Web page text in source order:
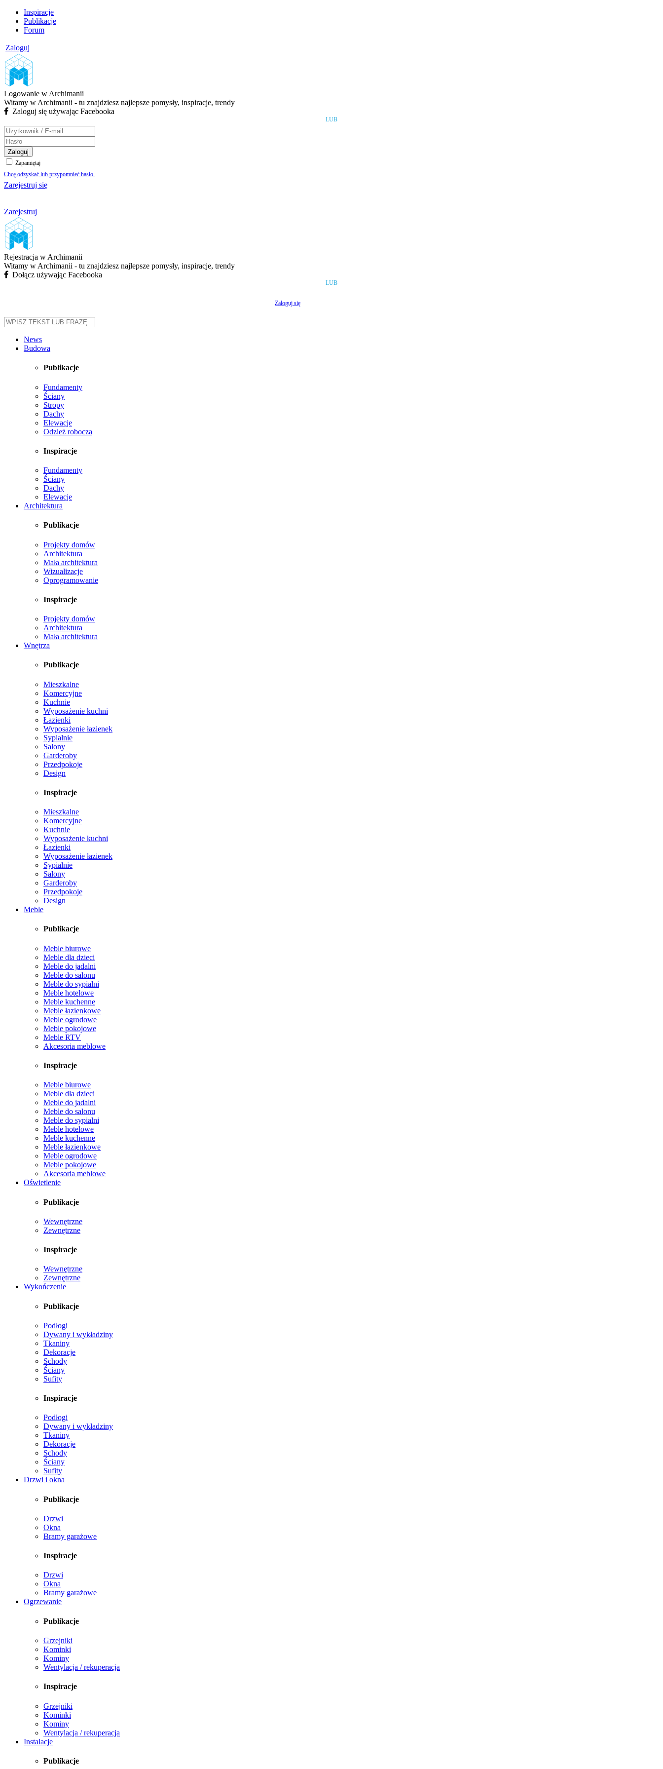
Inspiracje
Publikacje
Forum
Zaloguj
Logowanie w Archimanii
Witamy w Archimanii - tu znajdziesz najlepsze pomysły, inspiracje, trendy
Zaloguj się używając Facebooka
LUB
Zaloguj
Zapamiętaj
Chcę odzyskać lub przypomnieć hasło.
Zarejestruj się
Zarejestruj
Rejestracja w Archimanii
Witamy w Archimanii - tu znajdziesz najlepsze pomysły, inspiracje, trendy
Dołącz używając Facebooka
LUB
Zaloguj się
News
Budowa
Publikacje
Fundamenty
Ściany
Stropy
Dachy
Elewacje
Odzież robocza
Inspiracje
Fundamenty
Ściany
Dachy
Elewacje
Architektura
Publikacje
Projekty domów
Architektura
Mała architektura
Wizualizacje
Oprogramowanie
Inspiracje
Projekty domów
Architektura
Mała architektura
Wnętrza
Publikacje
Mieszkalne
Komercyjne
Kuchnie
Wyposażenie kuchni
Łazienki
Wyposażenie łazienek
Sypialnie
Salony
Garderoby
Przedpokoje
Design
Inspiracje
Mieszkalne
Komercyjne
Kuchnie
Wyposażenie kuchni
Łazienki
Wyposażenie łazienek
Sypialnie
Salony
Garderoby
Przedpokoje
Design
Meble
Publikacje
Meble biurowe
Meble dla dzieci
Meble do jadalni
Meble do salonu
Meble do sypialni
Meble hotelowe
Meble kuchenne
Meble łazienkowe
Meble ogrodowe
Meble pokojowe
Meble RTV
Akcesoria meblowe
Inspiracje
Meble biurowe
Meble dla dzieci
Meble do jadalni
Meble do salonu
Meble do sypialni
Meble hotelowe
Meble kuchenne
Meble łazienkowe
Meble ogrodowe
Meble pokojowe
Akcesoria meblowe
Oświetlenie
Publikacje
Wewnętrzne
Zewnętrzne
Inspiracje
Wewnętrzne
Zewnętrzne
Wykończenie
Publikacje
Podłogi
Dywany i wykładziny
Tkaniny
Dekoracje
Schody
Ściany
Sufity
Inspiracje
Podłogi
Dywany i wykładziny
Tkaniny
Dekoracje
Schody
Ściany
Sufity
Drzwi i okna
Publikacje
Drzwi
Okna
Bramy garażowe
Inspiracje
Drzwi
Okna
Bramy garażowe
Ogrzewanie
Publikacje
Grzejniki
Kominki
Kominy
Wentylacja / rekuperacja
Inspiracje
Grzejniki
Kominki
Kominy
Wentylacja / rekuperacja
Instalacje
Publikacje